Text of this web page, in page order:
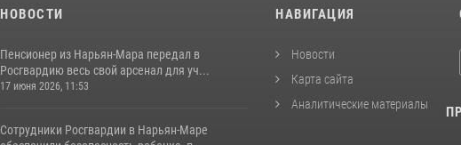
НОВОСТИ
Пенсионер из Нарьян-Мара передал в
Росгвардию весь свой арсенал для уч...
17 июня 2026, 11:53
Сотрудники Росгвардии в Нарьян-Маре
НАВИГАЦИЯ
Новости
Карта сайта
Аналитические материалы